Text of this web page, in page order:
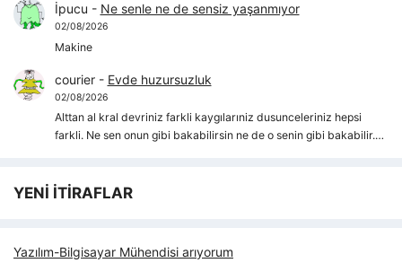
İpucu - Ne senle ne de sensiz yaşanmıyor
02/08/2026
Makine
courier- Evde huzursuzluk
02/08/2026
Alttan al kral devriniz farkli kaygılarıniz dusunceleriniz hepsi
farkli. Ne sen onun gibi bakabilirsin ne de o senin gibi bakabilir.…
YENİ İTİRAFLAR
Yazılım-Bilgisayar Mühendisi arıyorum